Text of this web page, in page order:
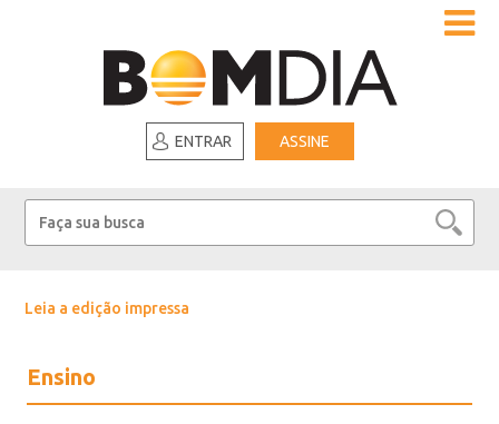
ENTRAR ASSINE
Leia a edição impressa
Ensino